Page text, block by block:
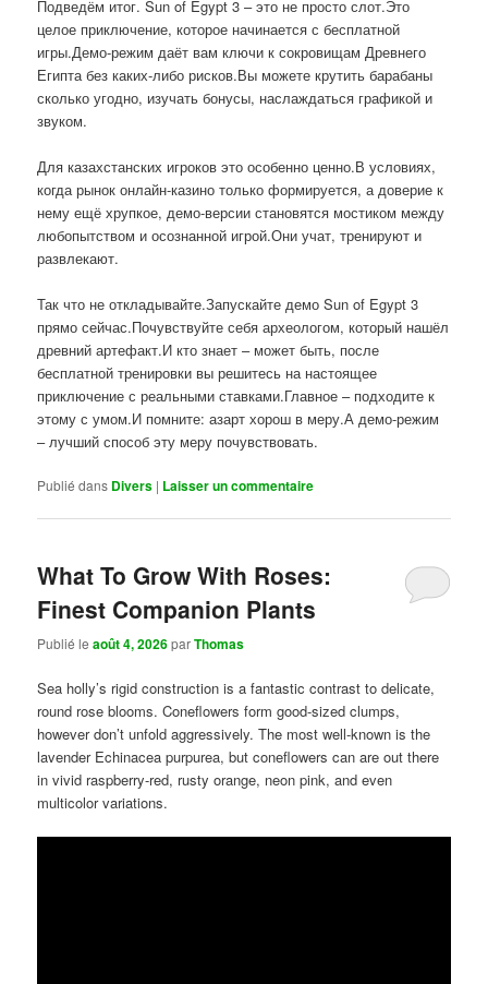
Подведём итог. Sun of Egypt 3 – это не просто слот.Это
целое приключение, которое начинается с бесплатной
игры.Демо-режим даёт вам ключи к сокровищам Древнего
Египта без каких-либо рисков.Вы можете крутить барабаны
сколько угодно, изучать бонусы, наслаждаться графикой и
звуком.
Для казахстанских игроков это особенно ценно.В условиях,
когда рынок онлайн-казино только формируется, а доверие к
нему ещё хрупкое, демо-версии становятся мостиком между
любопытством и осознанной игрой.Они учат, тренируют и
развлекают.
Так что не откладывайте.Запускайте демо Sun of Egypt 3
прямо сейчас.Почувствуйте себя археологом, который нашёл
древний артефакт.И кто знает – может быть, после
бесплатной тренировки вы решитесь на настоящее
приключение с реальными ставками.Главное – подходите к
этому с умом.И помните: азарт хорош в меру.А демо-режим
– лучший способ эту меру почувствовать.
Publié dans Divers | Laisser un commentaire
What To Grow With Roses:
Finest Companion Plants
Publié leaoût 4, 2026parThomas
Sea holly’s rigid construction is a fantastic contrast to delicate,
round rose blooms. Coneflowers form good-sized clumps,
however don’t unfold aggressively. The most well-known is the
lavender Echinacea purpurea, but coneflowers can are out there
in vivid raspberry-red, rusty orange, neon pink, and even
multicolor variations.